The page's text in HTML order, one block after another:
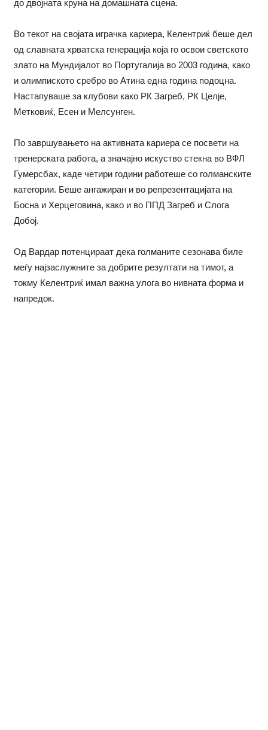
до двојната круна на домашната сцена.
Во текот на својата играчка кариера, Келентриќ беше дел
од славната хрватска генерација која го освои светското
злато на Мундијалот во Португалија во 2003 година, како
и олимпиското сребро во Атина една година подоцна.
Настапуваше за клубови како РК Загреб, РК Целје,
Метковиќ, Есен и Мелсунген.
По завршувањето на активната кариера се посвети на
тренерската работа, а значајно искуство стекна во ВФЛ
Гумерсбах, каде четири години работеше со голманските
категории. Беше ангажиран и во репрезентацијата на
Босна и Херцеговина, како и во ППД Загреб и Слога
Добој.
Од Вардар потенцираат дека голманите сезонава биле
меѓу најзаслужните за добрите резултати на тимот, а
токму Келентриќ имал важна улога во нивната форма и
напредок.